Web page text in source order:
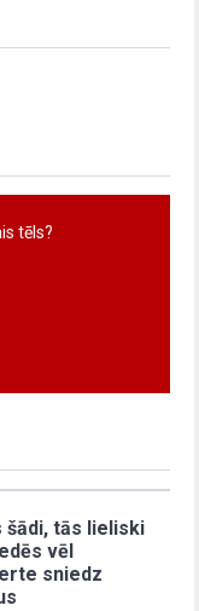
tēls?
tās lieliski
vēl
sniedz